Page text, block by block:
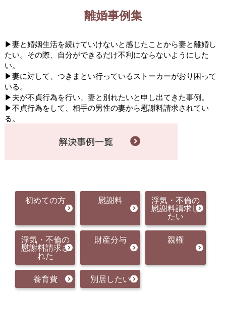
離婚事例集
▶妻と婚姻生活を続けていけないと感じたことから妻と離婚し
たい。その際、自分ができるだけ不利にならないようにした
い。
▶妻に対して、つきまとい行っているストーカーがおり困って
いる。
▶夫が不貞行為を行い、妻と別れたいと申し出てきた事例。
▶不貞行為をして、相手の男性の妻から慰謝料請求されてい
る。
初めての方 慰謝料 浮気・不倫の
慰謝料請求し
たい
浮気・不倫の
慰謝料請求さ
れた
財産分与 親権
養育費 別居したい